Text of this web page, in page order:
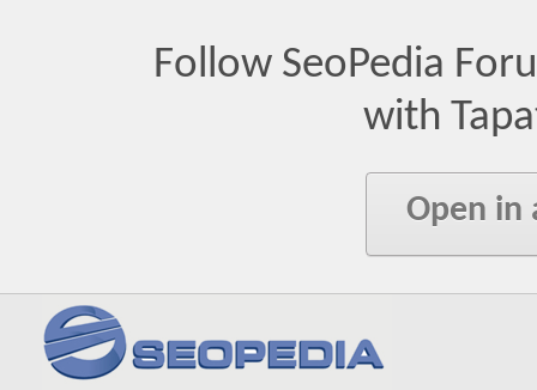
Follow SeoPedia
with
Open in